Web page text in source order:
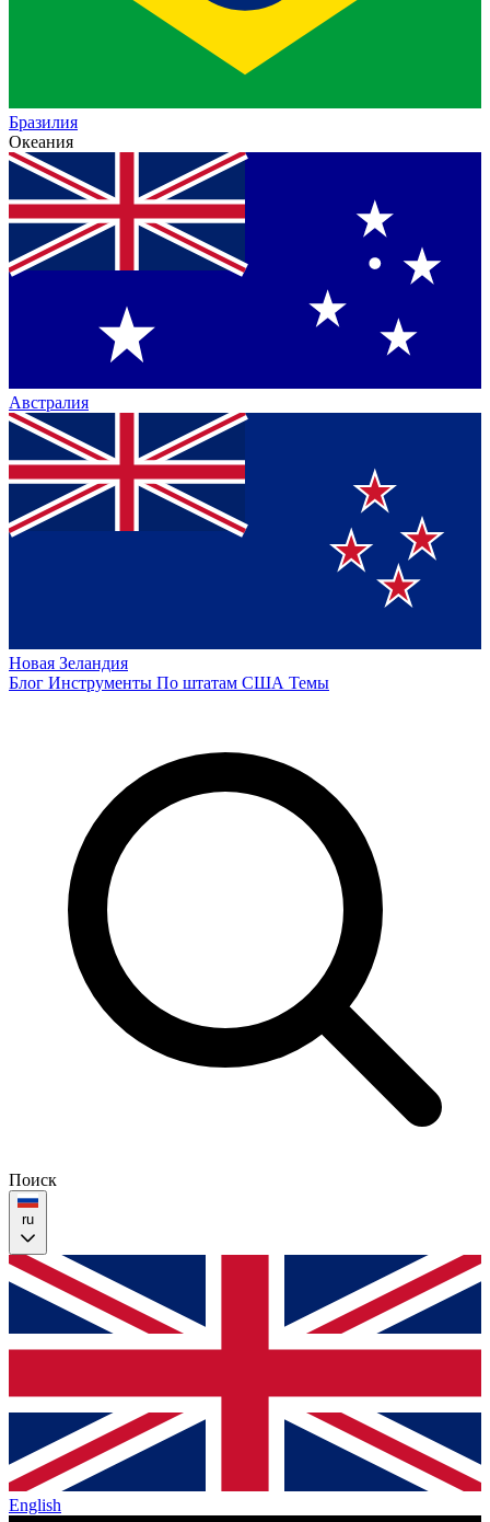
Бразилия
Океания
Австралия
Новая Зеландия
Блог Инструменты По штатам США Темы
Поиск
ru
English